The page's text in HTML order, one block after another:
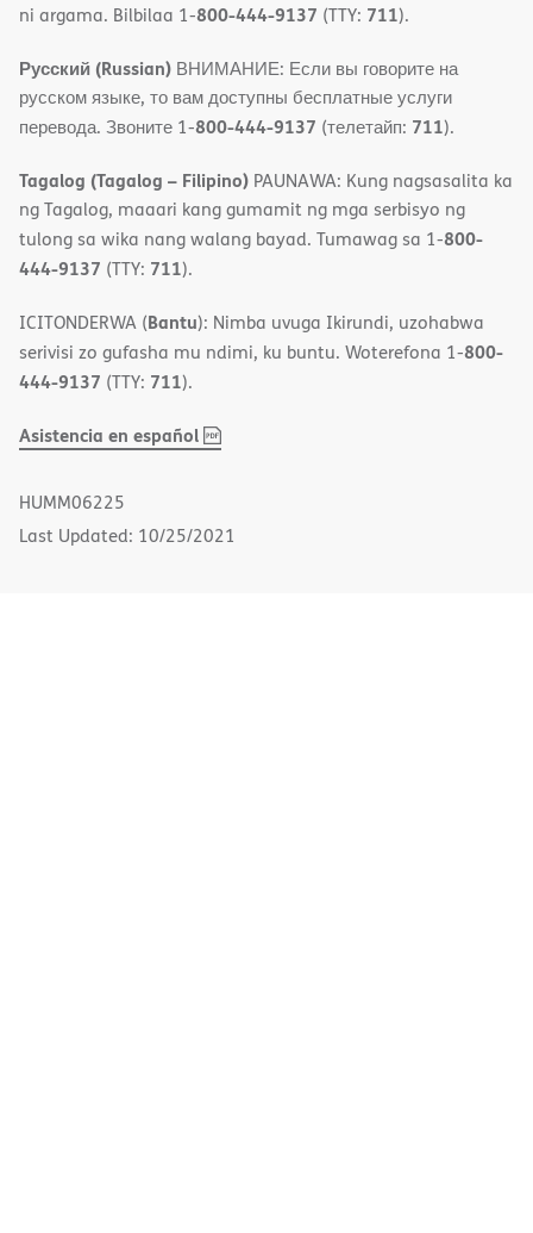
ni argama. Bilbilaa 1-800-444-9137 (TTY: 711).
Русский (Russian) ВНИМАНИЕ: Если вы говорите на
русском языке, то вам доступны бесплатные услуги
перевода. Звоните 1-800-444-9137 (телетайп: 711).
Tagalog (Tagalog – Filipino) PAUNAWA: Kung nagsasalita ka
ng Tagalog, maaari kang gumamit ng mga serbisyo ng
tulong sa wika nang walang bayad. Tumawag sa 1-800-
444-9137 (TTY: 711).
ICITONDERWA (Bantu): Nimba uvuga Ikirundi, uzohabwa
serivisi zo gufasha mu ndimi, ku buntu. Woterefona 1-800-
444-9137 (TTY: 711).
Asistencia en español,
(opens
HUMM06225
Last Updated: 10/25/2021